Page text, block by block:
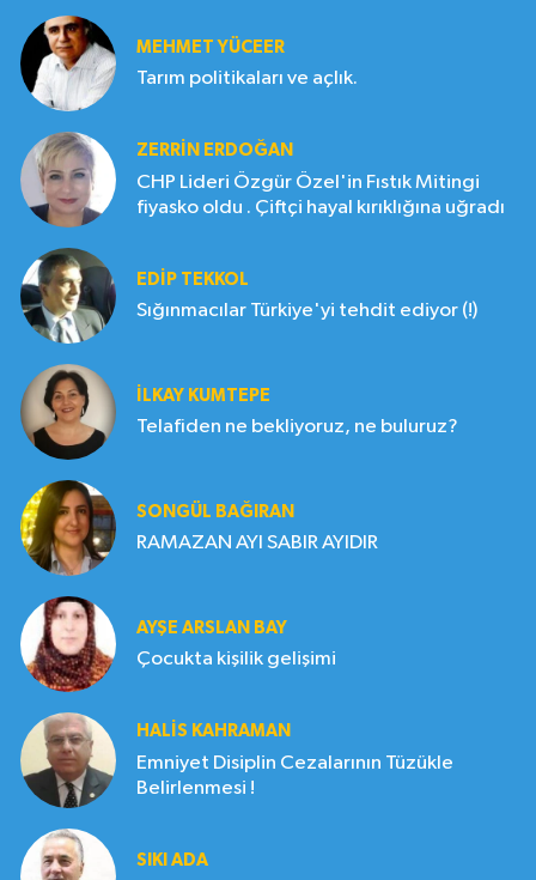
MEHMET YÜCEER
Tarım politikaları ve açlık.
ZERRIN ERDOĞAN
CHP Lideri Özgür Özel'in Fıstık Mitingi
fiyasko oldu . Çiftçi hayal kırıklığına uğradı
EDIP TEKKOL
Sığınmacılar Türkiye'yi tehdit ediyor (!)
İLKAY KUMTEPE
Telafiden ne bekliyoruz, ne buluruz?
SONGÜL BAĞIRAN
RAMAZAN AYI SABIR AYIDIR
AYŞE ARSLAN BAY
Çocukta kişilik gelişimi
HALIS KAHRAMAN
Emniyet Disiplin Cezalarının Tüzükle
Belirlenmesi !
SIKI ADA